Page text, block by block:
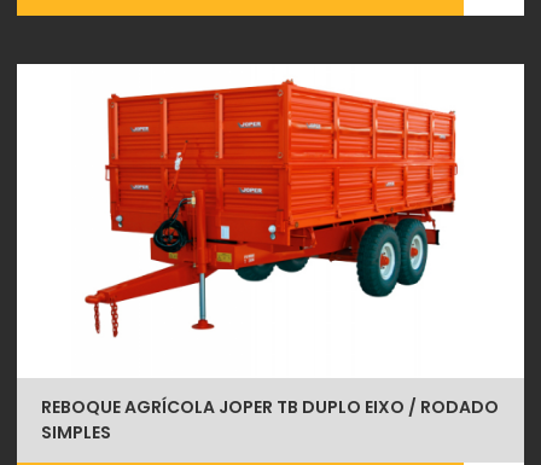
REBOQUE AGRÍCOLA JOPER TB DUPLO EIXO / RODADO
SIMPLES